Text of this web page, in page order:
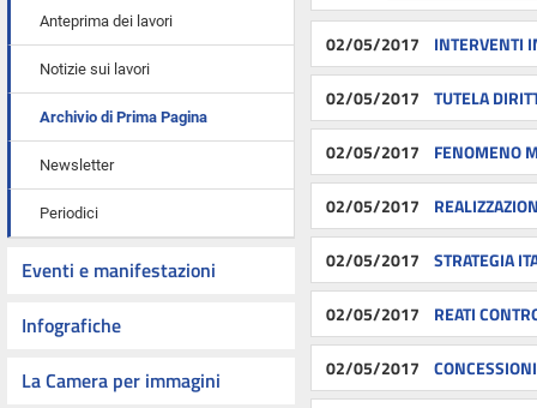
Anteprima dei lavori
Notizie sui lavori
Archivio di Prima Pagina
Newsletter
Periodici
Eventi e manifestazioni
Infografiche
La Camera per immagini
02/05/2017 INTERVENTI
02/05/2017 TUTELA
02/05/2017 FENOMENO
02/05/2017
02/05/2017 STRATEGIA
02/05/2017 REATI
02/05/2017